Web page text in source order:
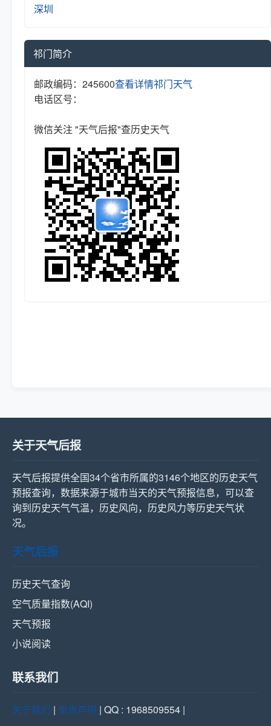
深圳
祁门简介
邮政编码：245600
电话区号：
查看详情祁门天气
微信关注 "天气后报"查历史天气
关于天气后报
天气后报提供全国34个省市所属的3146个地区的历史天气
预报查询，数据来源于城市当天的天气预报信息，可以查
询到历史天气气温，历史风向，历史风力等历史天气状
况。
天气后报
历史天气查询
空气质量指数(AQI)
天气预报
小说阅读
联系我们
关于我们 | 免责声明 | QQ : 1968509554 |